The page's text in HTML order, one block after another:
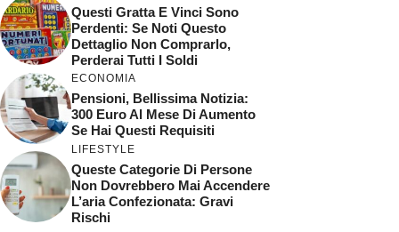
Questi Gratta E Vinci Sono
Perdenti: Se Noti Questo
Dettaglio Non Comprarlo,
Perderai Tutti I Soldi
ECONOMIA
Pensioni, Bellissima Notizia:
300 Euro Al Mese Di Aumento
Se Hai Questi Requisiti
LIFESTYLE
Queste Categorie Di Persone
Non Dovrebbero Mai Accendere
L’aria Confezionata: Gravi
Rischi